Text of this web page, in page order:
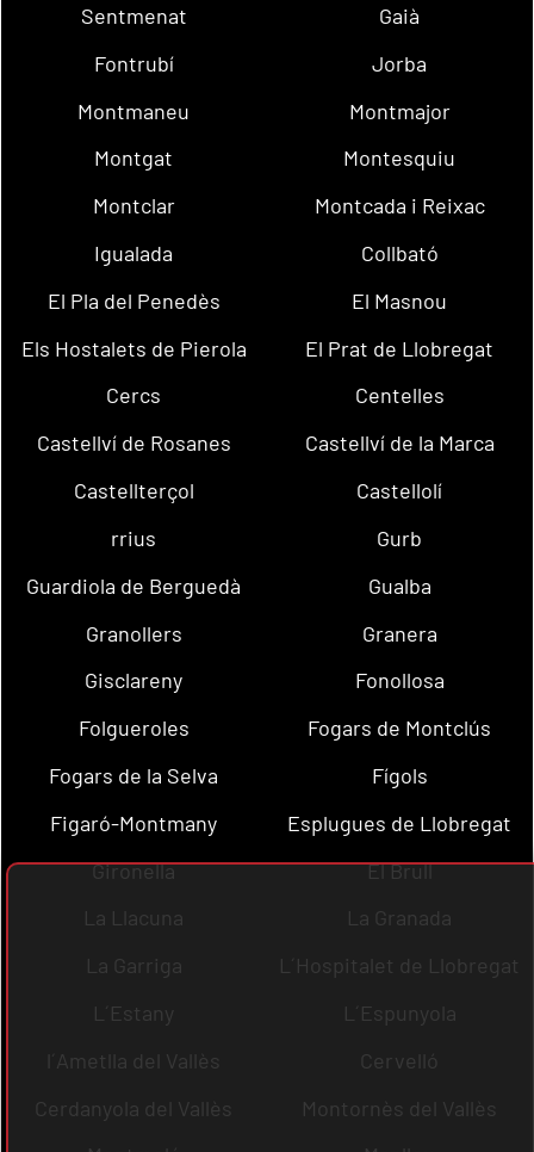
Sentmenat
Gaià
Fontrubí
Jorba
Montmaneu
Montmajor
Montgat
Montesquiu
Montclar
Montcada i Reixac
Igualada
Collbató
El Pla del Penedès
El Masnou
Els Hostalets de Pierola
El Prat de Llobregat
Cercs
Centelles
Castellví de Rosanes
Castellví de la Marca
Castellterçol
Castellolí
rrius
Gurb
Guardiola de Berguedà
Gualba
Granollers
Granera
Gisclareny
Fonollosa
Folgueroles
Fogars de Montclús
Fogars de la Selva
Fígols
Figaró-Montmany
Esplugues de Llobregat
Gironella
El Brull
La Llacuna
La Granada
La Garriga
L´Hospitalet de Llobregat
L´Estany
L´Espunyola
l´Ametlla del Vallès
Cervelló
Cerdanyola del Vallès
Montornès del Vallès